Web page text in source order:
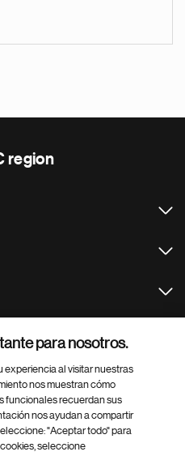
region
para nosotros.
experiencia al visitar nuestras
nos muestran cómo
funcionales recuerdan sus
nos ayudan a compartir
"Aceptar todo" para
seleccione